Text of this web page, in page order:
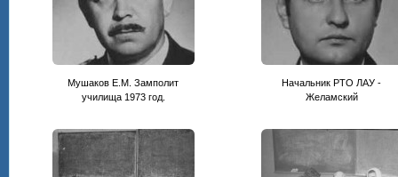
Мушаков Е.М. Замполит
училища 1973 год.
Начальник РТО ЛАУ -
Желамский